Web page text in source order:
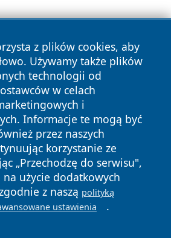
z plików cookies, aby
Używamy także plików
technologii od
w celach
i
Informacje te mogą być
przez naszych
korzystanie ze
„Przechodzę do serwisu",
na użycie dodatkowych
z naszą polityką
ustawienia .
Wszystkie prawa
Polityka
Cookies